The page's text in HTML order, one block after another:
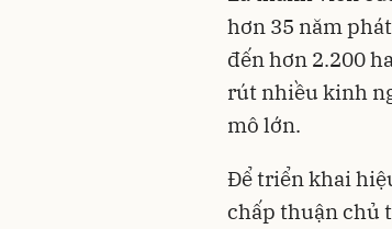
hơn 35 năm
đến hơn 2.200
rút nhiều kinh
mô lớn.
Để triển khai
chấp thuận chủ